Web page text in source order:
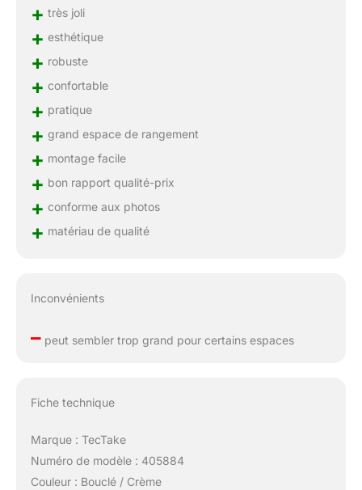
+ très joli
+ esthétique
+ robuste
+ confortable
+ pratique
+ grand espace de rangement
+ montage facile
+ bon rapport qualité-prix
+ conforme aux photos
+ matériau de qualité
Inconvénients
–peut sembler trop grand pour certains espaces
Fiche technique
Marque : TecTake
Numéro de modèle : 405884
Couleur : Bouclé / Crème